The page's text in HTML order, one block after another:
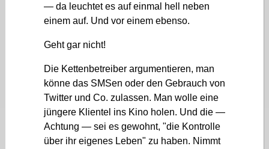
— da leuchtet es auf einmal hell neben
einem auf. Und vor einem ebenso.
Geht gar nicht!
Die Kettenbetreiber argumentieren, man
könne das SMSen oder den Gebrauch von
Twitter und Co. zulassen. Man wolle eine
jüngere Klientel ins Kino holen. Und die —
Achtung — sei es gewohnt,
die Kontrolle
über ihr eigenes Leben
zu haben. Nimmt